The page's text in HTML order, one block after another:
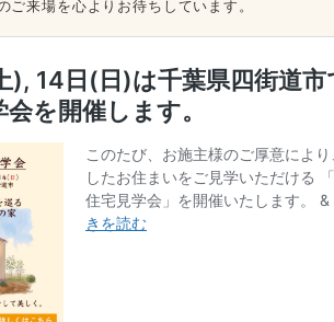
ご来場を心よりお待ちしています。